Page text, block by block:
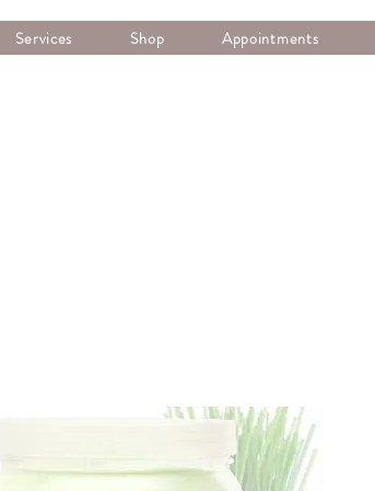
Services Shop Appointments